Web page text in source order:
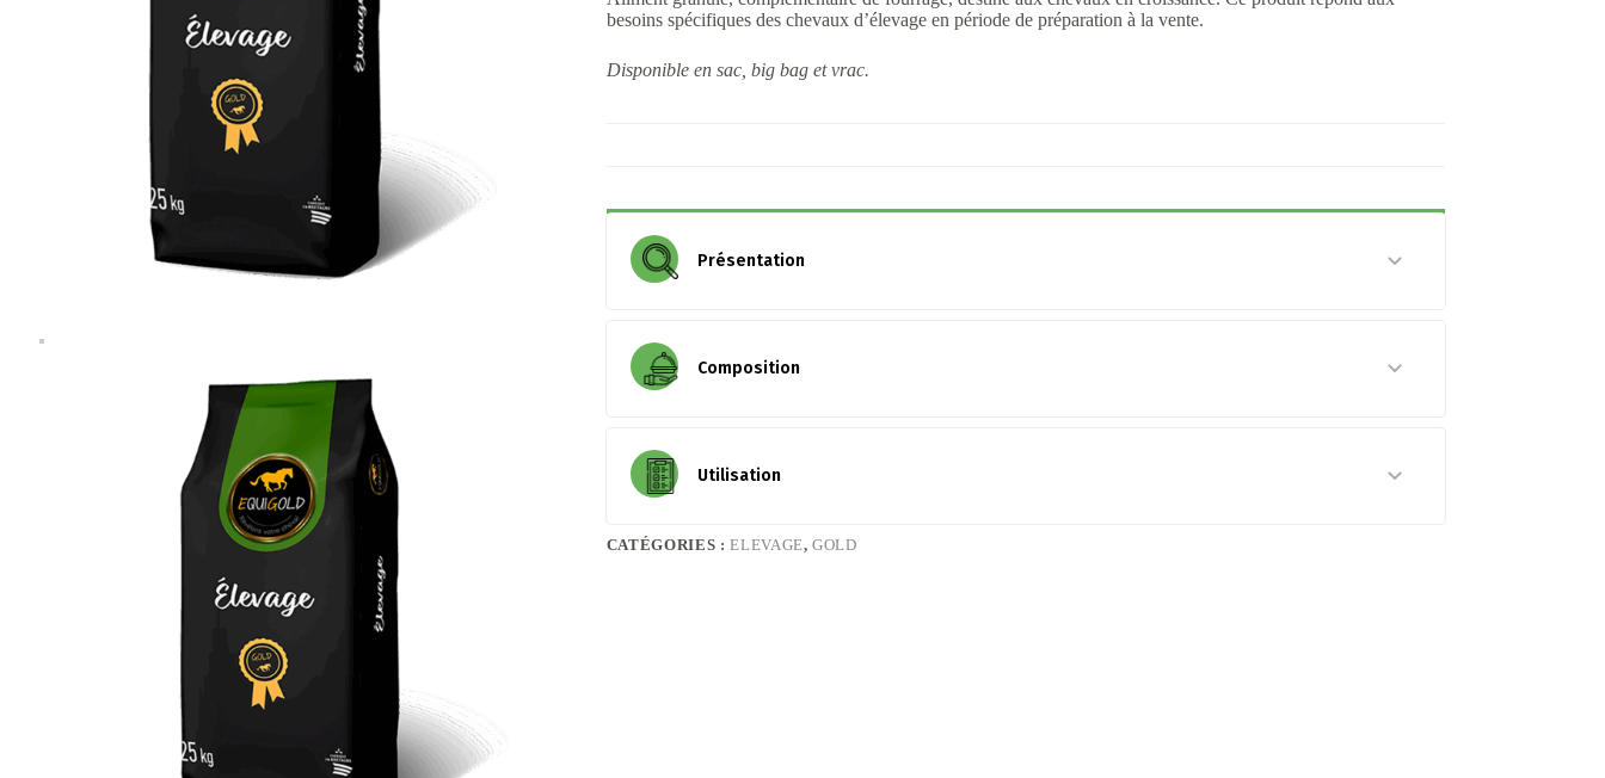
besoins spécifiques des chevaux d’élevage en période de préparation à la vente.
Disponible en sac, big bag et vrac.
Présentation
Aspect : granulé 4,5 mm
Densité : 0,650 g/litre
Conditionnements : sac, big bag, vrac
Composition
Orge, tourteau de soja (OGM), avoine, luzerne déshydratée 17 cheval, maïs, mélasse de
cannes, graine de lin extrudées, huile de colza, vitamines, minéraux, coques de soja
(OGM), son de blé extrudé
Utilisation
CATÉGORIES :ELEVAGE,GOLD